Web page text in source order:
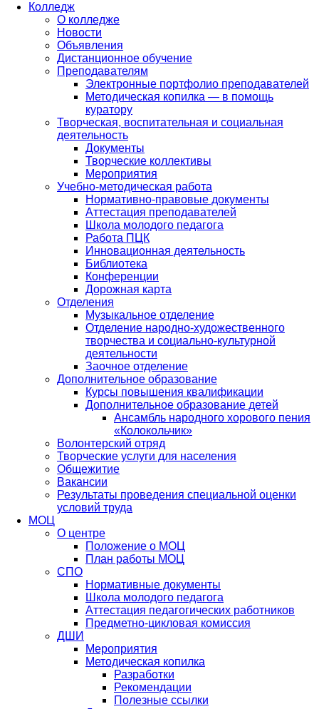
Колледж
О колледже
Новости
Объявления
Дистанционное обучение
Преподавателям
Электронные портфолио преподавателей
Методическая копилка — в помощь
куратору
Творческая, воспитательная и социальная
деятельность
Документы
Творческие коллективы
Мероприятия
Учебно-методическая работа
Нормативно-правовые документы
Аттестация преподавателей
Школа молодого педагога
Работа ПЦК
Инновационная деятельность
Библиотека
Конференции
Дорожная карта
Отделения
Музыкальное отделение
Отделение народно-художественного
творчества и социально-культурной
деятельности
Заочное отделение
Дополнительное образование
Курсы повышения квалификации
Дополнительное образование детей
Ансамбль народного хорового пения
«Колокольчик»
Волонтерский отряд
Творческие услуги для населения
Общежитие
Вакансии
Результаты проведения специальной оценки
условий труда
МОЦ
О центре
Положение о МОЦ
План работы МОЦ
СПО
Нормативные документы
Школа молодого педагога
Аттестация педагогических работников
Предметно-цикловая комиссия
ДШИ
Мероприятия
Методическая копилка
Разработки
Рекомендации
Полезные ссылки